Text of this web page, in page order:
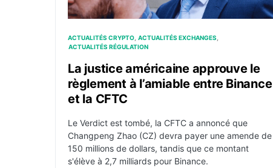
ACTUALITÉS CRYPTO ACTUALITÉS EXCHANGES
ACTUALITÉS RÉGULATION
La justice américaine approuve le
règlement à l’amiable entre Binance
et la CFTC
Le Verdict est tombé, la CFTC a annoncé que
Changpeng Zhao (CZ) devra payer une amende de
150 millions de dollars, tandis que ce montant
s'élève à 2,7 milliards pour Binance.